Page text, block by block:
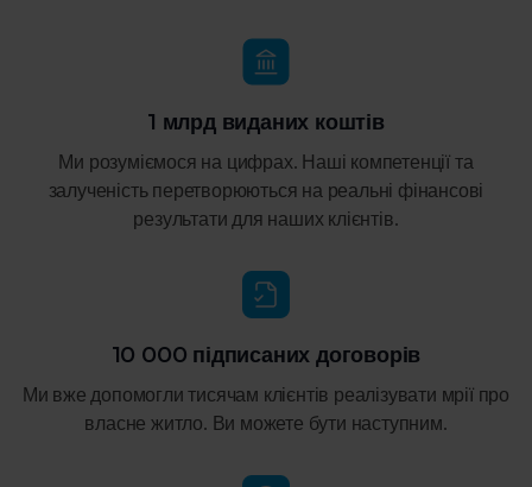
1 млрд виданих коштів
Ми розуміємося на цифрах. Наші компетенції та
залученість перетворюються на реальні фінансові
результати для наших клієнтів.
10 000 підписаних договорів
Ми вже допомогли тисячам клієнтів реалізувати мрії про
власне житло. Ви можете бути наступним.